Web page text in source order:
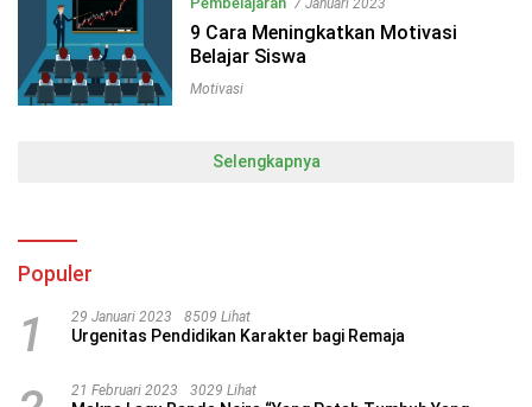
9 Cara Meningkatkan Motivasi
Belajar Siswa
Motivasi
Selengkapnya
Populer
1 29 Januari 2023 8509 Lihat
Urgenitas Pendidikan Karakter bagi Remaja
21 Februari 2023 3029 Lihat